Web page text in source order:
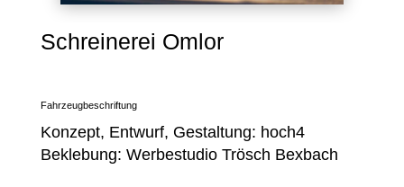
Schreinerei Omlor
Fahrzeugbeschriftung
Konzept, Entwurf, Gestaltung: hoch4
Beklebung: Werbestudio Trösch Bexbach